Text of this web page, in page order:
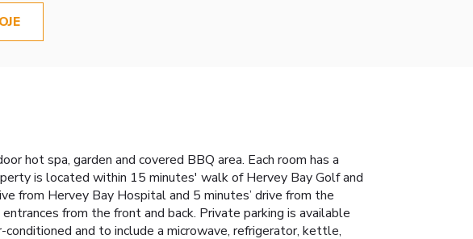
hot spa, garden and covered BBQ area. Each room has a
is located within 15 minutes' walk of Hervey Bay Golf and
from Hervey Bay Hospital and 5 minutes’ drive from the
from the front and back. Private parking is available
and to include a microwave, refrigerator, kettle,